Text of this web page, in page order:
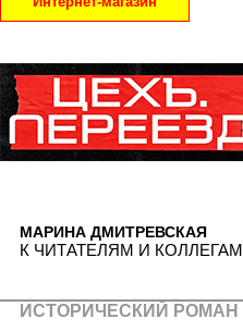
МАРИНА ДМИТРЕВСКАЯ
К ЧИТАТЕЛЯМ И КОЛЛЕГАМ
ИСТОРИЧЕСКИЙ РОМАН